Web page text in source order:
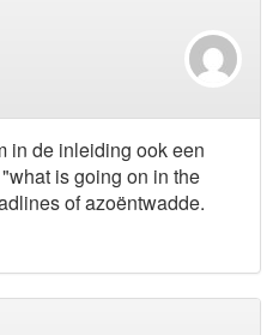
in de inleiding ook een
is going on in the
of azoëntwadde.